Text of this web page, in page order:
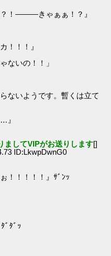
？！―――きゃぁぁ！？』
！！！』
ないの！！」
ないようです。暫くは立て
』
ましてVIPがお送りします[]
ID:LkwpDwnG0
！！！！！』ｻﾞﾝｯ
ﾞﾀﾞｯ